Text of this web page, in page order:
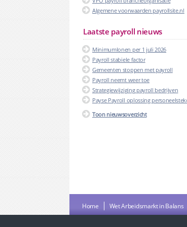
Algemene voorwaarden payrollsite.nl
Laatste payroll nieuws
Minimumlonen per 1 juli 2026
Payroll stabiele factor
Gemeenten stoppen met payroll
Payroll neemt weer toe
Strategiewijziging payroll bedrijven
Payse Payroll oplossing
Toon nieuwsoverzicht
Home Wet Arbeidsmarkt in Balans